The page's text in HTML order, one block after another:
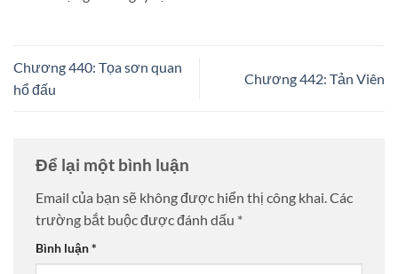
Chương 440: Tọa sơn quan
hổ đấu
Chương 442: Tản Viên
Để lại một bình luận
Email của bạn sẽ không được hiển thị công khai.Các
trường bắt buộc được đánh dấu *
Bình luận*